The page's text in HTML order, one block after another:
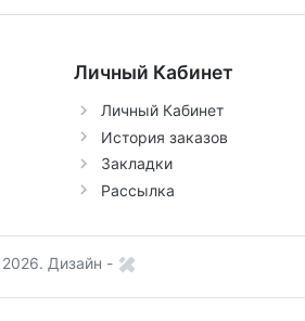
Личный Кабинет
Личный Кабинет
История заказов
Закладки
Рассылка
Дизайн -